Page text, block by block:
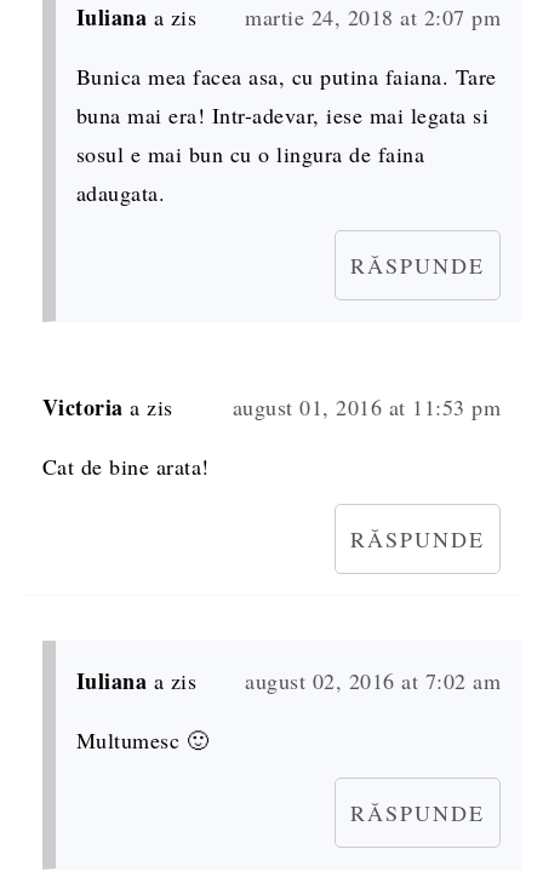
Iuliana a zis martie 24, 2018 at 2:07 pm
Bunica mea facea asa, cu putina faiana. Tare
buna mai era! Intr-adevar, iese mai legata si
sosul e mai bun cu o lingura de faina
adaugata.
RĂSPUNDE
Victoria a zis august 01, 2016 at 11:53 pm
Cat de bine arata!
RĂSPUNDE
Iuliana a zis august 02, 2016 at 7:02 am
Multumesc 🙂
RĂSPUNDE